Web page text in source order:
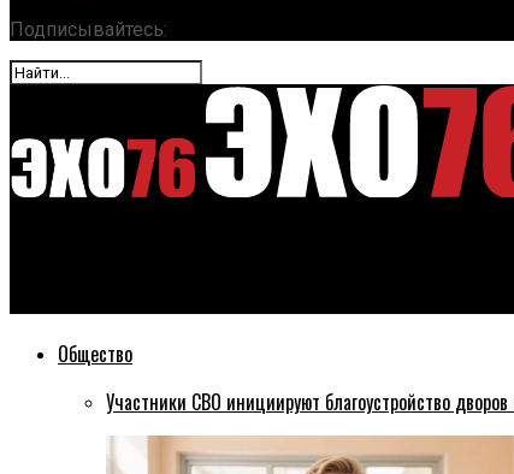
Подписывайтесь:
Общество
Участники СВО инициируют благоустройство